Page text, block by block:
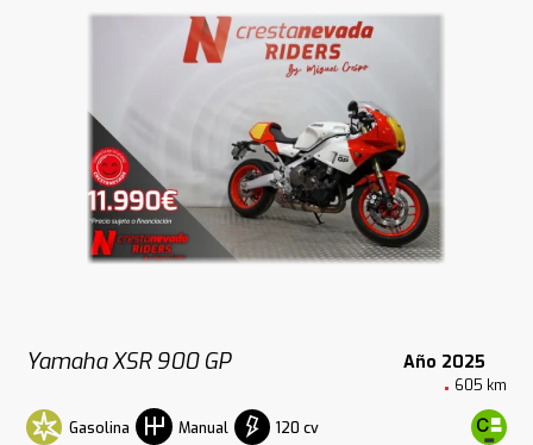
Yamaha XSR 900 GP Año 2025
605 km
Gasolina Manual 120 cv